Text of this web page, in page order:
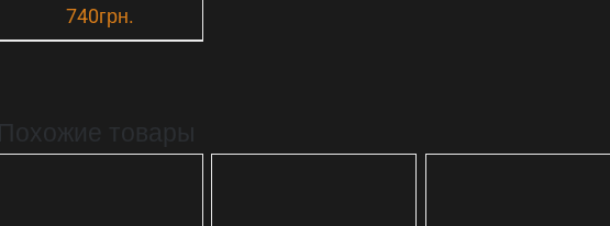
740грн.
Похожие товары